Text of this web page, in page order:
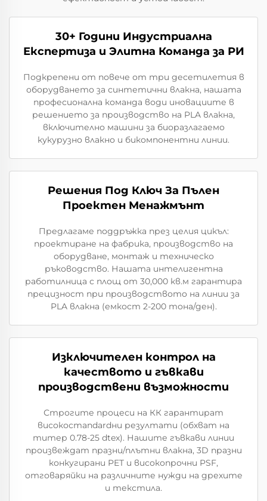
30+ Години Индустриална
Експертиза и Элитна Команда за РИ
Подкрепени от повече от три десетилетия в
оборудването за синтетични влакна, нашата
професионална команда води иновациите в
решението за производство на PLA влакна,
включително машини за биоразлагаемо
кукурузно влакно и бикомпонентни линии.
Решения Под Ключ За Пълен
Проектен Менажмънт
Предлагаме поддръжка през целия цикъл:
проектиране на фабрика, производство на
оборудване, монтаж и техническо
ръководство. Нашата интелигентна
работилница с площ от 30,000 кв.м гарантира
прецизност при производството на линии за
PLA влакна (емкост 2-200 тона/ден).
Изключителен контрол на
качеството и гъвкави
производствени възможности
Строгите процеси на КК гарантират
високостandardни резултати (обхват на
титер 0.78-25 dtex). Нашите гъвкави линии
произвеждат празни/плътни влакна, 3D празни
конкугирани PET и високопрочни PSF,
отговаряйки на различните нужди на дрехите
и текстила.